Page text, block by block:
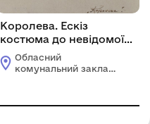
Королева. Ескіз
костюма до невідомої
вистави
Обласний
комунальний заклад